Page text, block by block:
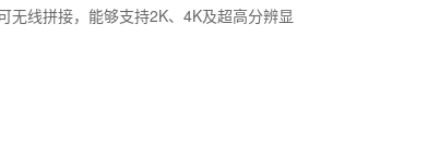
无线拼接，能够支持2K、4K及超高分辨显